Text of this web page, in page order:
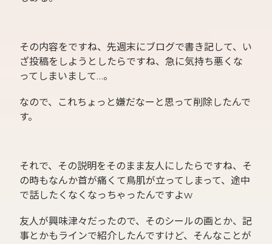
その内容をですね、先週末にブログで書き記して、い
ざ投稿をしようとしたらですね、急に気持ち悪くな
ってしまいまして…。
なので、これちょっと嫌だなーと思って削除したんで
す。
それで、その説明をそのまま友人にしたらですね、そ
の時もなんか首が痛くて鳥肌が立ってしまって、途中
で話したくなくなっちゃったんですよw
友人が興味津々だったので、そのシールの画とか、記
事とかもラインで紹介したんですけど、そんなことが